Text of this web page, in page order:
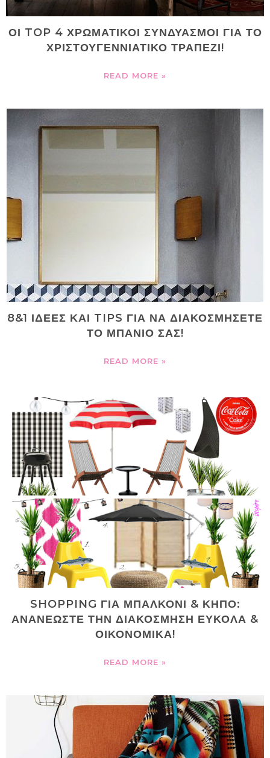
ΟΙ TOP 4 ΧΡΩΜΑΤΙΚΟΙ ΣΥΝΔΥΑΣΜΟΙ ΓΙΑ ΤΟ
ΧΡΙΣΤΟΥΓΕΝΝΙΑΤΙΚΟ ΤΡΑΠΕΖΙ!
READ MORE »
8&1 ΙΔΕΕΣ ΚΑΙ TIPS ΓΙΑ ΝΑ ΔΙΑΚΟΣΜΗΣΕΤΕ
ΤΟ ΜΠΑΝΙΟ ΣΑΣ!
READ MORE »
SHOPPING ΓΙΑ ΜΠΑΛΚΟΝΙ & ΚΗΠΟ:
ΑΝΑΝΕΩΣΤΕ ΤΗΝ ΔΙΑΚΟΣΜΗΣΗ ΕΥΚΟΛΑ &
ΟΙΚΟΝΟΜΙΚΑ!
READ MORE »